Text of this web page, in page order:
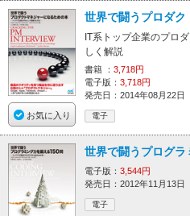
お気に入り
世界で闘うプロダ
IT系トップ企業のプロ
しく解説
書籍 ： 3,718円
電子版： 3,718円
発売日：2014年08月22日
電子
世界で闘うプログラ
電子版： 3,544円
発売日：2012年11月13日
電子